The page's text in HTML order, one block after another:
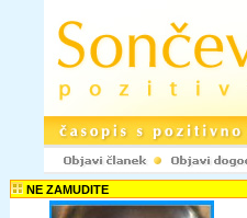
NE ZAMUDITE